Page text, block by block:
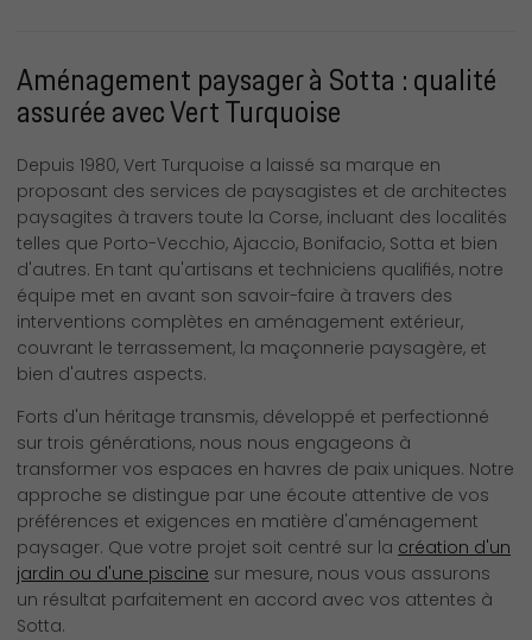
Aménagement paysager à Sotta : qualité
assurée avec Vert Turquoise
Depuis 1980, Vert Turquoise a laissé sa marque en
proposant des services de paysagistes et de architectes
paysagites à travers toute la Corse, incluant des localités
telles que Porto-Vecchio, Ajaccio, Bonifacio, Sotta et bien
d'autres. En tant qu'artisans et techniciens qualifiés, notre
équipe met en avant son savoir-faire à travers des
interventions complètes en aménagement extérieur,
couvrant le terrassement, la maçonnerie paysagère, et
bien d'autres aspects.
Forts d'un héritage transmis, développé et perfectionné
sur trois générations, nous nous engageons à
transformer vos espaces en havres de paix uniques. Notre
approche se distingue par une écoute attentive de vos
préférences et exigences en matière d'aménagement
paysager. Que votre projet soit centré sur la création d'un
jardin ou d'une piscine sur mesure, nous vous assurons
un résultat parfaitement en accord avec vos attentes à
Sotta.